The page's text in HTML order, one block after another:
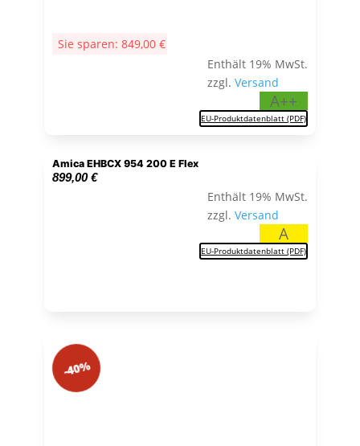
1.698,00 €
Sie sparen: 849,00 €
Enthält 19% MwSt.
zzgl.Versand
A++
EU-Produktdatenblatt (PDF)
Amica EHBCX 954 200 E Flex
899,00€
Enthält 19% MwSt.
zzgl.Versand
A
EU-Produktdatenblatt (PDF)
-40%